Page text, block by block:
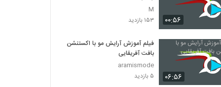
۰۰:۵۶
M
۱۵۳ بازدید
۰۶:۵۶
فیلم آموزش آرایش مو با اکستنشن
بافت آفریقایی
aramismode
۵ بازدید